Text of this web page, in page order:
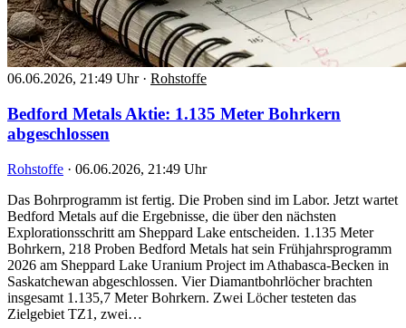
06.06.2026, 21:49 Uhr · Rohstoffe
Bedford Metals Aktie: 1.135 Meter Bohrkern
abgeschlossen
Rohstoffe · 06.06.2026, 21:49 Uhr
Das Bohrprogramm ist fertig. Die Proben sind im Labor. Jetzt wartet
Bedford Metals auf die Ergebnisse, die über den nächsten
Explorationsschritt am Sheppard Lake entscheiden. 1.135 Meter
Bohrkern, 218 Proben Bedford Metals hat sein Frühjahrsprogramm
2026 am Sheppard Lake Uranium Project im Athabasca-Becken in
Saskatchewan abgeschlossen. Vier Diamantbohrlöcher brachten
insgesamt 1.135,7 Meter Bohrkern. Zwei Löcher testeten das
Zielgebiet TZ1, zwei…